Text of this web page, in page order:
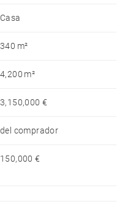
Casa
340 m²
4,200 m²
3,150,000 €
del comprador
150,000 €